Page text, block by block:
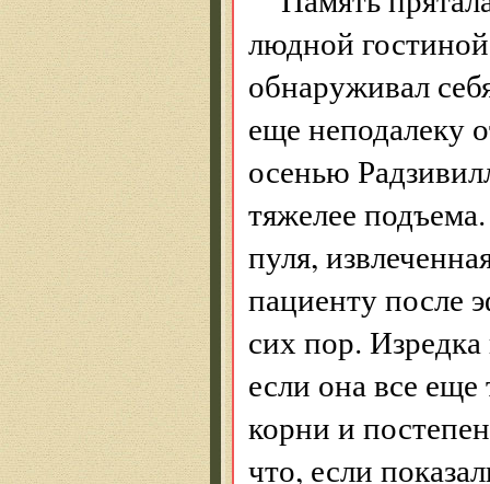
людной
обнаруживал
еще неподалеку
осенью
тяжелее
пуля,
пациенту после
сих пор.
если она все
корни и
что, если